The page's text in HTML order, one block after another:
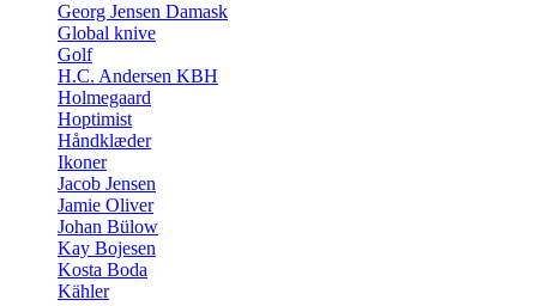
Georg Jensen Damask
Global knive
Golf
H.C. Andersen KBH
Holmegaard
Hoptimist
Håndklæder
Ikoner
Jacob Jensen
Jamie Oliver
Johan Bülow
Kay Bojesen
Kosta Boda
Kähler